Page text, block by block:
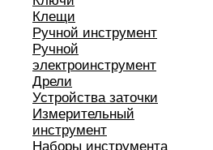
Клещи
Ручной инструмент
Ручной
электроинструмент
Дрели
Устройства заточки
Измерительный
инструмент
Наборы инструмента